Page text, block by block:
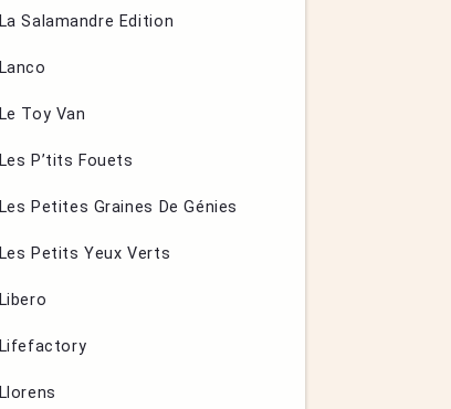
La Salamandre Edition
Lanco
Le Toy Van
Les P’tits Fouets
Les Petites Graines De Génies
Les Petits Yeux Verts
Libero
Lifefactory
Llorens